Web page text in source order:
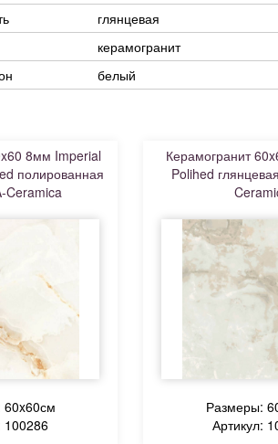
глянцевая
керамогранит
белый
8мм Imperial
полированная
Ceramica
100286
Керамогранит
Polihed
Размеры:
Артикул: